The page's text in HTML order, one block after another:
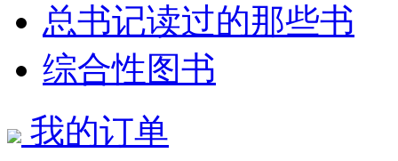
总书记读过的那些书
综合性图书
我的订单